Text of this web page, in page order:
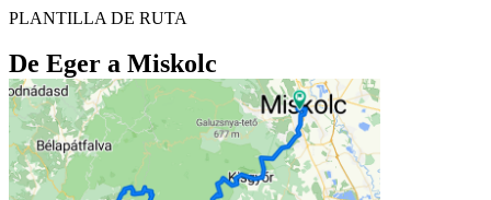
PLANTILLA DE RUTA
De Eger a Miskolc